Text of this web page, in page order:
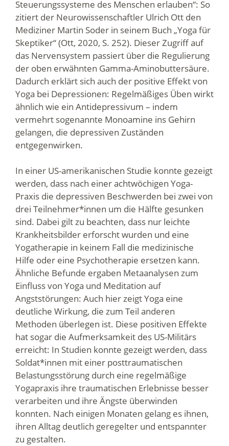
Steuerungssysteme des Menschen erlauben“: So
zitiert der Neurowissenschaftler Ulrich Ott den
Mediziner Martin Soder in seinem Buch „Yoga für
Skeptiker“ (Ott, 2020, S. 252). Dieser Zugriff auf
das Nervensystem passiert über die Regulierung
der oben erwähnten Gamma-Aminobuttersäure.
Dadurch erklärt sich auch der positive Effekt von
Yoga bei Depressionen: Regelmäßiges Üben wirkt
ähnlich wie ein Antidepressivum – indem
vermehrt sogenannte Monoamine ins Gehirn
gelangen, die depressiven Zuständen
entgegenwirken.
In einer US-amerikanischen Studie konnte gezeigt
werden, dass nach einer achtwöchigen Yoga-
Praxis die depressiven Beschwerden bei zwei von
drei Teilnehmer*innen um die Hälfte gesunken
sind. Dabei gilt zu beachten, dass nur leichte
Krankheitsbilder erforscht wurden und eine
Yogatherapie in keinem Fall die medizinische
Hilfe oder eine Psychotherapie ersetzen kann.
Ähnliche Befunde ergaben Metaanalysen zum
Einfluss von Yoga und Meditation auf
Angststörungen: Auch hier zeigt Yoga eine
deutliche Wirkung, die zum Teil anderen
Methoden überlegen ist. Diese positiven Effekte
hat sogar die Aufmerksamkeit des US-Militärs
erreicht: In Studien konnte gezeigt werden, dass
Soldat*innen mit einer posttraumatischen
Belastungsstörung durch eine regelmäßige
Yogapraxis ihre traumatischen Erlebnisse besser
verarbeiten und ihre Ängste überwinden
konnten. Nach einigen Monaten gelang es ihnen,
ihren Alltag deutlich geregelter und entspannter
zu gestalten.